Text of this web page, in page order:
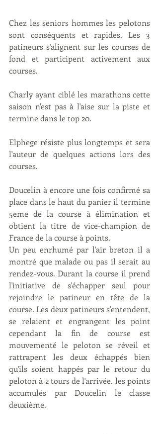
Chez les seniors hommes les pelotons
sont conséquents et rapides. Les 3
patineurs s'alignent sur les courses de
fond et participent activement aux
courses.
Charly ayant ciblé les marathons cette
saison n'est pas à l'aise sur la piste et
termine dans le top 20.
Elphege résiste plus longtemps et sera
l'auteur de quelques actions lors des
courses.
Doucelin à encore une fois confirmé sa
place dans le haut du panier il termine
5eme de la course à élimination et
obtient la titre de vice-champion de
France de la course à points.
Un peu enrhumé par l'air breton il a
montré que malade ou pas il serait au
rendez-vous. Durant la course il prend
l'initiative de s'échapper seul pour
rejoindre le patineur en tête de la
course. Les deux patineurs s'entendent,
se relaient et engrangent les point
cependant la fin de course est
mouvementé le peloton se réveil et
rattrapent les deux échappés bien
qu'ils soient happés par le retour du
peloton à 2 tours de l'arrivée. les points
accumulés par Doucelin le classe
deuxième.